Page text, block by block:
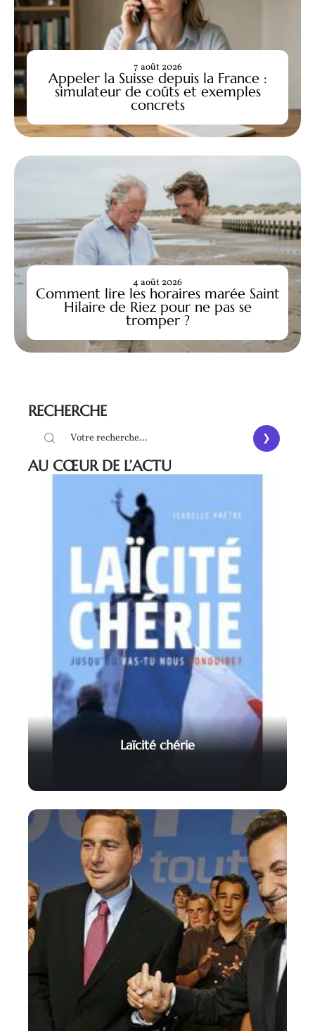
Appeler la Suisse depuis la France :
simulateur de coûts et exemples
concrets
7 août 2026
Comment lire les horaires marée Saint
Hilaire de Riez pour ne pas se
tromper ?
4 août 2026
RECHERCHE
AU CŒUR DE L’ACTU
Laïcité chérie